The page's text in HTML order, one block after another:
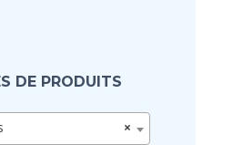
DE PRODUITS
×